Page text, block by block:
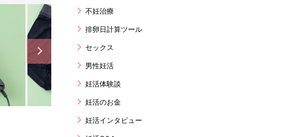
不妊治療
排卵日計算ツール
セックス
男性妊活
妊活体験談
妊活のお金
妊活インタビュー